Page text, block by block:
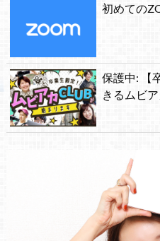
初めての
保護中: 【
きるムビ